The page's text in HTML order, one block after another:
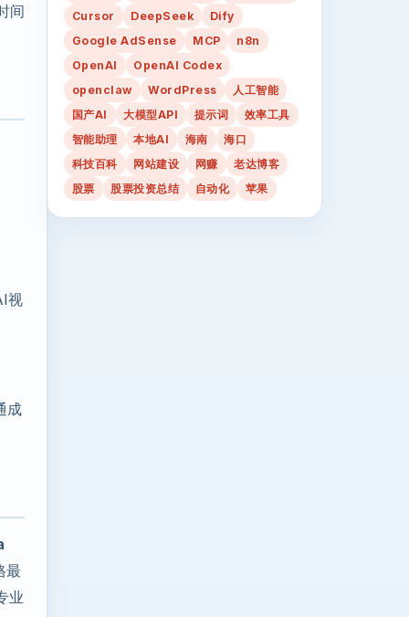
间
视
成
最
业
Cursor
DeepSeek
Dify
Google AdSense
MCP
n8n
OpenAI
OpenAI Codex
openclaw
WordPress
人工智能
国产AI
大模型API 提示词
效率工具
智能助理
本地AI 海南
海口
科技百科
网站建设 网赚
老达博客
股票
股票投资总结 自动化 苹果